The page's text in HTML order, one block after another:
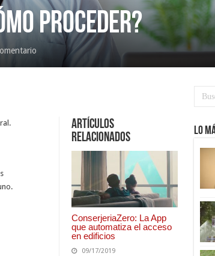
proceder?
Artículos
Relacionados
ConserjeriaZero: La App
que automatiza el acceso
en edificios
09/17/2019
Lo